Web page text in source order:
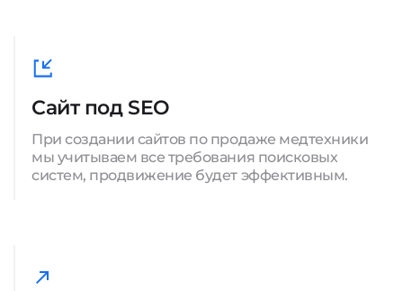
Сайт под SEO
При создании сайтов по продаже медтехники
мы учитываем все требования поисковых
систем, продвижение будет эффективным.